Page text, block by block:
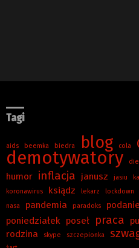
Tagi
aids beemka biedra blog cola
demotywatory
humor inflacja janusz jasiu
koronawirus ksiądz lekarz lockdown
nasa pandemia paradoks podanie
poniedziałek poseł praca
rodzina skype szczepionka